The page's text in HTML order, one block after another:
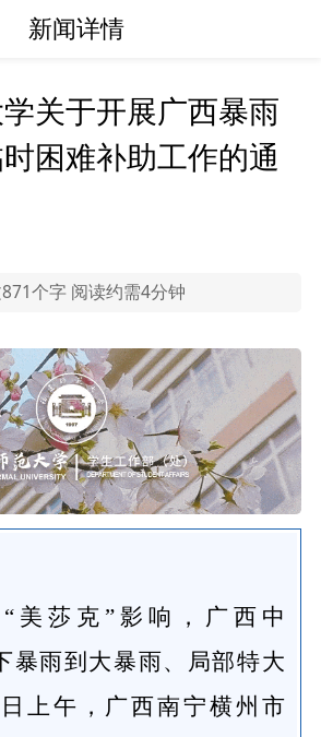
新闻详情
关于开展广西暴雨
困难补助工作的通
个字 阅读约需4分钟
美莎克”影响，广西中
暴雨到大暴雨、局部特大
上午，广西南宁横州市